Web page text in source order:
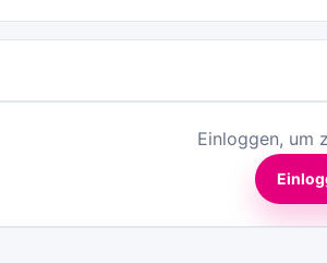
Einloggen, um